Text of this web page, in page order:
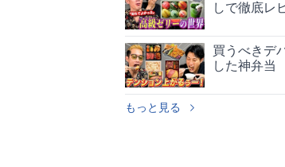
しで徹底レ
買うべきデ
した神弁当
もっと見る